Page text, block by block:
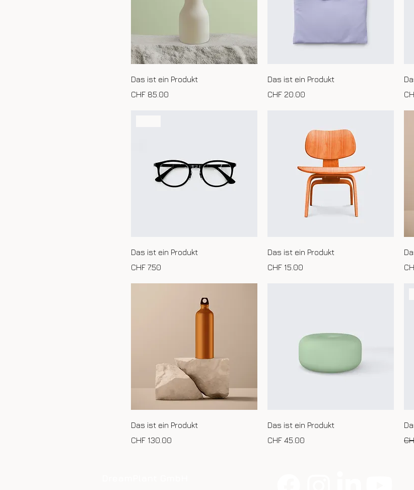
Das ist ein Produkt
Preis
CHF 85.00
Das ist ein Produkt
Preis
CHF 20.00
Das ist ein Produkt
Preis
CHF 7.50
Das ist ein Produkt
Preis
CHF 15.00
Das ist ein Produkt
Preis
CHF 130.00
Das ist ein Produkt
Preis
CHF 45.00